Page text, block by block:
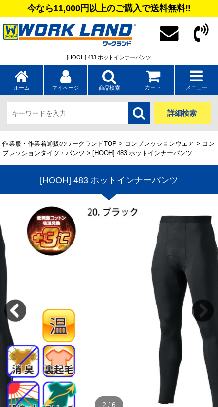
今なら11,000円以上のご購入で送料無料‼
[HOOH] 483 ホットインナーパンツ
ホーム マイページ 商品検索 カート メニュー
詳細検索
作業服・作業着通販のワークランドTOP > コンプレッションウェア > コン
プレッションタイツ・パンツ > [HOOH] 483 ホットインナーパンツ
[HOOH] 483 ホットインナーパンツ
2 / 6